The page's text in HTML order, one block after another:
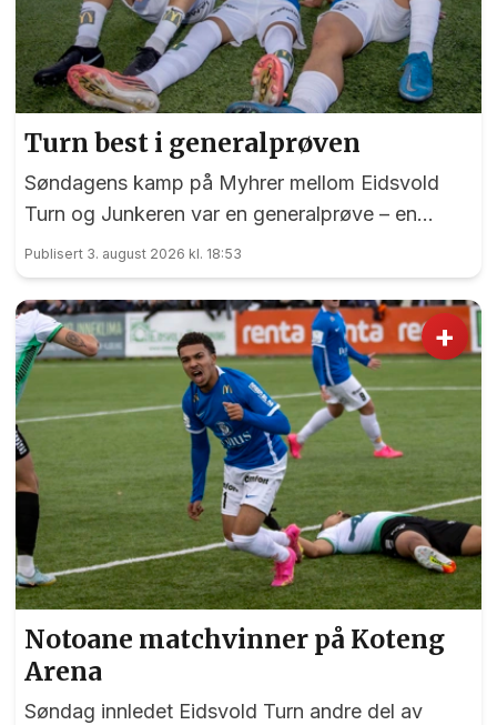
Turn best i generalprøven
Søndagens kamp på Myhrer mellom Eidsvold
Turn og Junkeren var en generalprøve – en
generalprøve før kommende helgs toppkamp på
Myhrer mellom Turn og Levanger.
Publisert 3. august 2026 kl. 18:53
+
Notoane matchvinner på Koteng
Arena
Søndag innledet Eidsvold Turn andre del av